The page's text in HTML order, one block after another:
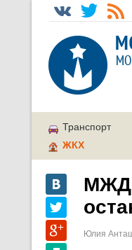
Транспорт
ЖКХ
МЖД
Юлия